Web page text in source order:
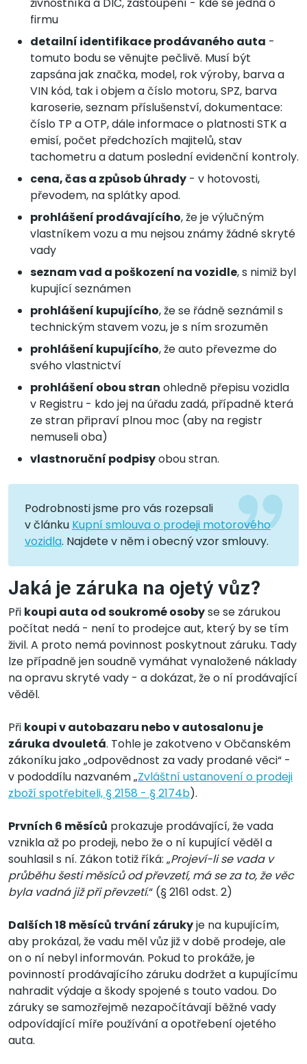
firmu
detailní identifikace prodávaného auta -
tomuto bodu se věnujte pečlivě. Musí být
zapsána jak značka, model, rok výroby, barva a
VIN kód, tak i objem a číslo motoru, SPZ, barva
karoserie, seznam příslušenství, dokumentace:
číslo TP a OTP, dále informace o platnosti STK a
emisí, počet předchozích majitelů, stav
tachometru a datum poslední evidenční kontroly.
cena, čas a způsob úhrady - v hotovosti,
převodem, na splátky apod.
prohlášení prodávajícího, že je výlučným
vlastníkem vozu a mu nejsou známy žádné skryté
vady
seznam vad a poškození na vozidle, s nimiž byl
kupující seznámen
prohlášení kupujícího, že se řádně seznámil s
technickým stavem vozu, je s ním srozuměn
prohlášení kupujícího, že auto převezme do
svého vlastnictví
prohlášení obou stran ohledně přepisu vozidla
v Registru - kdo jej na úřadu zadá, případně která
ze stran připraví plnou moc (aby na registr
nemuseli oba)
vlastnoruční podpisyobou stran.
Podrobnosti jsme pro vás rozepsali
v článku Kupní smlouva o prodeji motorového
vozidla. Najdete v něm i obecný vzor smlouvy.
Jaká je záruka na ojetý vůz?
Při koupi auta od soukromé osobyse se zárukou
počítat nedá - není to prodejce aut, který by se tím
živil. A proto nemá povinnost poskytnout záruku. Tady
lze případně jen soudně vymáhat vynaložené náklady
na opravu skryté vady - a dokázat, že o ní prodávající
věděl.
Při koupi v autobazaru nebo v autosalonu je
záruka dvouletá. Tohle je zakotveno v Občanském
zákoníku jako „odpovědnost za vady prodané věci“ -
v pododdílu nazvaném „Zvláštní ustanovení o prodeji
zboží spotřebiteli, § 2158 - § 2174b).
Prvních 6 měsíců prokazuje prodávající, že vada
vznikla až po prodeji, nebo že o ní kupující věděl a
souhlasil s ní. Zákon totiž říká: „Projeví-li se vada v
průběhu šesti měsíců od převzetí, má se za to, že věc
byla vadná již při převzetí.“ (§ 2161 odst. 2)
Dalších 18 měsíců trvání zárukyje na kupujícím,
aby prokázal, že vadu měl vůz již v době prodeje, ale
on o ní nebyl informován. Pokud to prokáže, je
povinností prodávajícího záruku dodržet a kupujícímu
nahradit výdaje a škody spojené s touto vadou. Do
záruky se samozřejmě nezapočítávají běžné vady
odpovídající míře používání a opotřebení ojetého
auta.